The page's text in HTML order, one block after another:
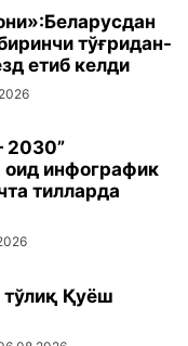
тўғридан-
етиб келди
2030”
оид инфографик
тилларда
тўлиқ Қуёш